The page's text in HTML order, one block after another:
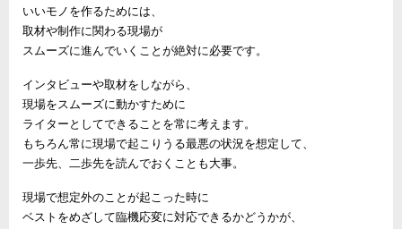
いいモノを作るためには、
取材や制作に関わる現場が
スムーズに進んでいくことが絶対に必要です。
インタビューや取材をしながら、
現場をスムーズに動かすために
ライターとしてできることを常に考えます。
もちろん常に現場で起こりうる最悪の状況を想定して、
一歩先、二歩先を読んでおくことも大事。
現場で想定外のことが起こった時に
ベストをめざして臨機応変に対応できるかどうかが、